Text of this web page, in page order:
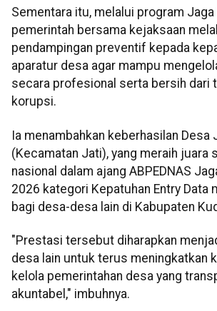
Sementara itu, melalui program Jaga
pemerintah bersama kejaksaan
pendampingan preventif kepada
aparatur desa agar mampu
secara profesional serta bersih dari
korupsi.
Ia menambahkan keberhasilan Desa
(Kecamatan Jati), yang meraih juara
nasional dalam ajang ABPEDNAS
2026 kategori Kepatuhan Entry Data
bagi desa-desa lain di Kabupaten
"Prestasi tersebut diharapkan
desa lain untuk terus meningkatkan
kelola pemerintahan desa yang
akuntabel," imbuhnya.